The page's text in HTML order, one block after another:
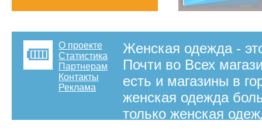
О проекте
Статистика
Партнерам
Контакты
Реклама
Женская одежда -
Почти во Всех
есть и магазины в
женская одежда
только женская